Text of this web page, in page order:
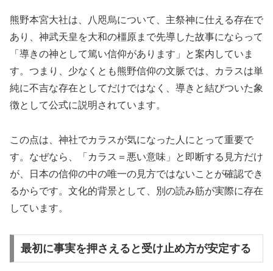
熊野本宮大社は、八咫烏について、主祭神に仕える存在で
あり、神武天皇を大和の橿原まで先導した故事にならって
「導きの神として篤い信仰があります」と案内していま
す。つまり、少なくとも熊野信仰の文脈では、カラスは単
純に不吉な存在としてだけではなく、導きと結びついた象
徴として公式に説明されています。
この点は、神社でカラスが気になった人にとって重要で
す。なぜなら、「カラス＝悪い意味」と即断する見方だけ
が、日本の信仰の中の唯一の見方ではないことが確認でき
るからです。文化的背景として、別の読み筋が実際に存在
しています。
最初に事実を押さえると受け止め方が安定する